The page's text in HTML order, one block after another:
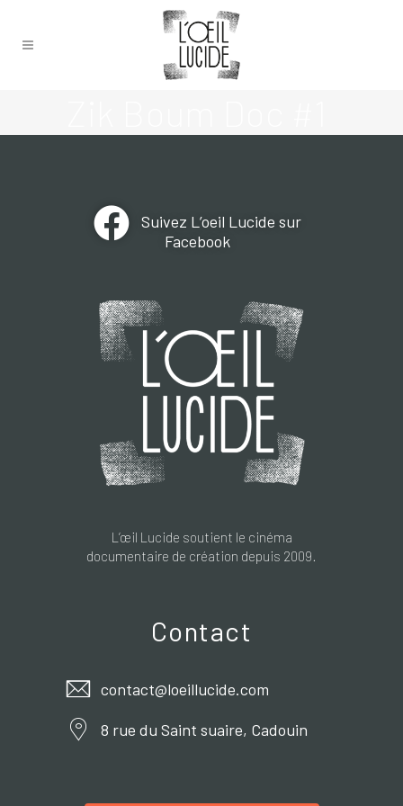
Suivez L’oeil Lucide sur
Facebook
L’œil Lucide soutient le cinéma
documentaire de création depuis 2009.
Contact
contact@loeillucide.com
8 rue du Saint suaire, Cadouin